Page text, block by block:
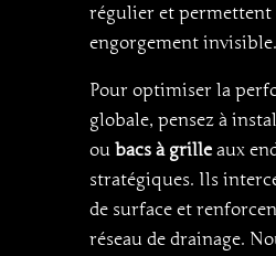
régulier et permettent
engorgement invisible.
Pour optimiser la
globale, pensez à
ou bacs à grille aux
stratégiques. Ils
de surface et
réseau de drainage.